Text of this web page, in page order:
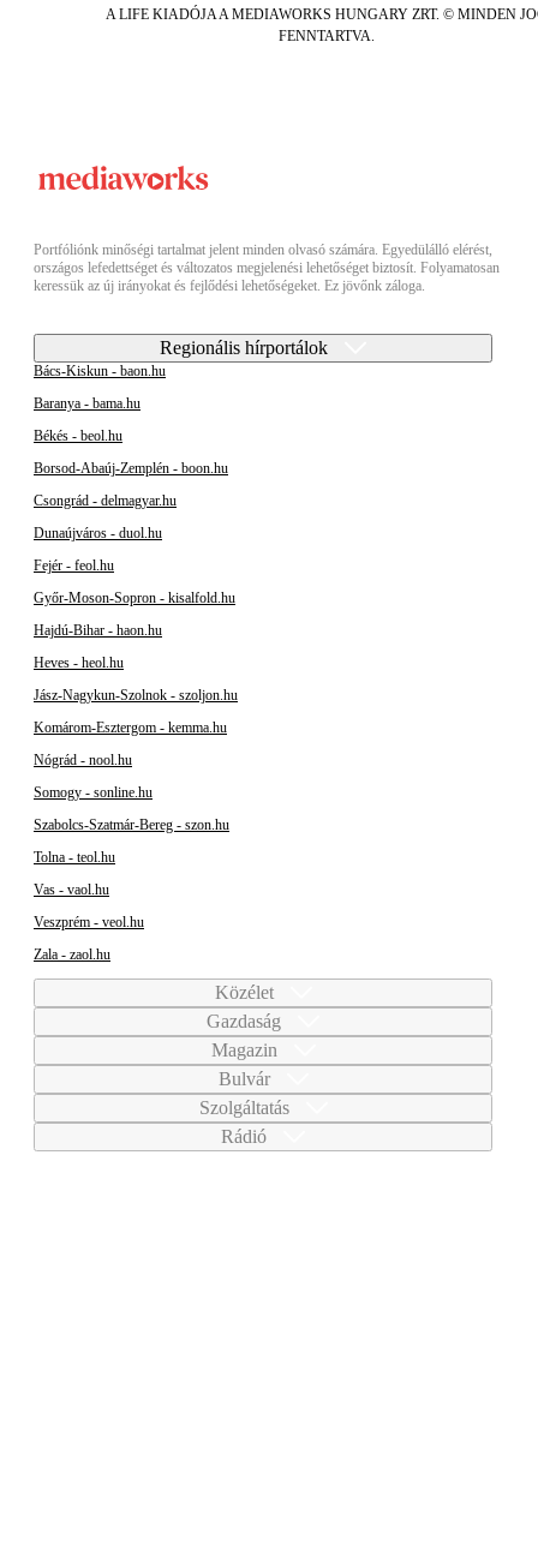
A LIFE KIADÓJA A MEDIAWORKS HUNGARY ZRT. © MINDEN
FENNTARTVA.
Portfóliónk minőségi tartalmat jelent minden olvasó számára. Egyedülálló elérést,
országos lefedettséget és változatos megjelenési lehetőséget biztosít. Folyamatosan
keressük az új irányokat és fejlődési lehetőségeket. Ez jövőnk záloga.
Regionális hírportálok
Bács-Kiskun - baon.hu
Baranya - bama.hu
Békés - beol.hu
Borsod-Abaúj-Zemplén - boon.hu
Csongrád - delmagyar.hu
Dunaújváros - duol.hu
Fejér - feol.hu
Győr-Moson-Sopron - kisalfold.hu
Hajdú-Bihar - haon.hu
Heves - heol.hu
Jász-Nagykun-Szolnok - szoljon.hu
Komárom-Esztergom - kemma.hu
Nógrád - nool.hu
Somogy - sonline.hu
Szabolcs-Szatmár-Bereg - szon.hu
Tolna - teol.hu
Vas - vaol.hu
Veszprém - veol.hu
Zala - zaol.hu
Közélet
Gazdaság
Magazin
Bulvár
Szolgáltatás
Rádió